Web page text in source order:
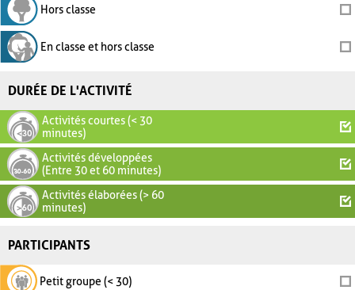
Hors classe
En classe et hors classe
DURÉE DE L'ACTIVITÉ
Activités courtes (< 30
minutes)
Activités développées
(Entre 30 et 60 minutes)
Activités élaborées (> 60
minutes)
PARTICIPANTS
Petit groupe (< 30)